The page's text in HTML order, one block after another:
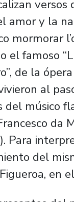
amor y la
mormorar
el famoso
de la ópera
al
del músico
da
Para
del
en